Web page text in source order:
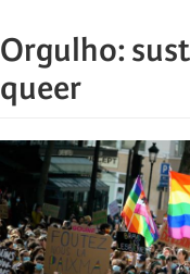
Orgulho:
queer